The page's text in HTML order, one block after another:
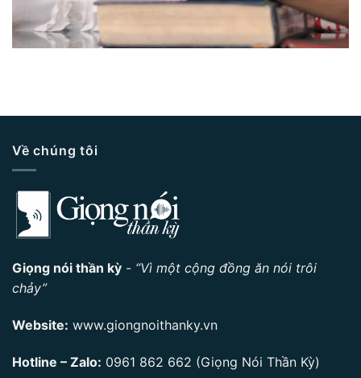
Về chúng tôi
Giọng nói thần kỳ - “Vì một cộng đồng ăn nói trôi
chảy”
Website: www.giongnoithanky.vn
Hotline – Zalo: 0961 862 662 (Giọng Nói Thần Kỳ)